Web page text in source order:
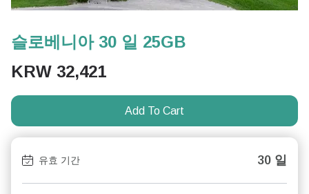
슬로베니아 30 일 25GB
KRW 32,421
Add To Cart
유효 기간 30 일